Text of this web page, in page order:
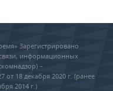
Зарегистрировано
информационных
–
18 декабря 2020 г. (ранее
2014 г.)